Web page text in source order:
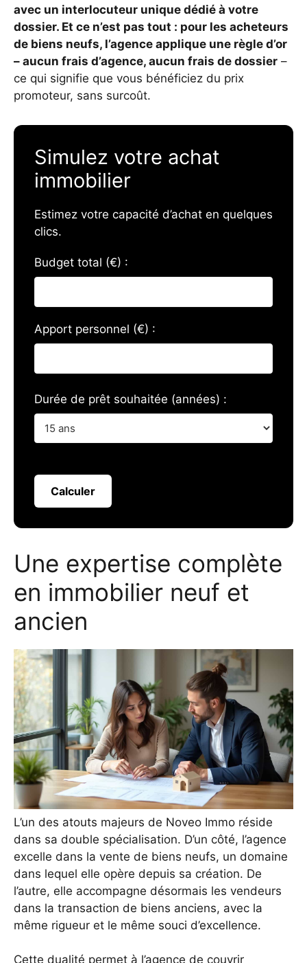
avec un interlocuteur unique dédié à votre
dossier. Et ce n’est pas tout : pour les acheteurs
de biens neufs, l’agence applique une règle d’or
– aucun frais d’agence, aucun frais de dossier –
ce qui signifie que vous bénéficiez du prix
promoteur, sans surcoût.
Simulez votre achat
immobilier
Estimez votre capacité d’achat en quelques
clics.
Budget total (€) :
Apport personnel (€) :
Durée de prêt souhaitée (années) :
Calculer
Une expertise complète
en immobilier neuf et
ancien
L’un des atouts majeurs de Noveo Immo réside
dans sa double spécialisation. D’un côté, l’agence
excelle dans la vente de biens neufs, un domaine
dans lequel elle opère depuis sa création. De
l’autre, elle accompagne désormais les vendeurs
dans la transaction de biens anciens, avec la
même rigueur et le même souci d’excellence.
Cette dualité permet à l’agence de couvrir